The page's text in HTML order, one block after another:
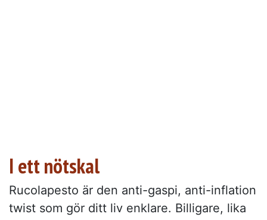
I ett nötskal
Rucolapesto är den anti-gaspi, anti-inflation
twist som gör ditt liv enklare. Billigare, lika